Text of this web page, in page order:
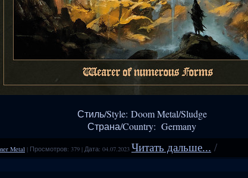
Стиль/Style: Doom Metal/Sludge
Страна/Country: Germany
Metal | Просмотров: 379 | Дата: 04.07.2023 Читать дальше... /